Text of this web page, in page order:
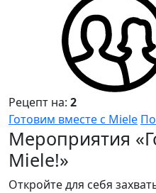
Рецепт на: 2
Готовим вместе с Miele
Мероприятия
Miele!»
Откройте для себя